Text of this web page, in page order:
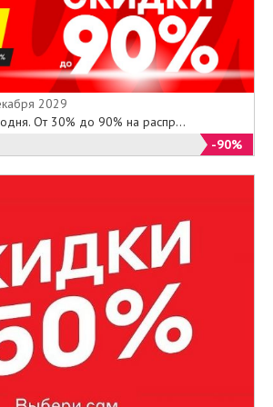
чтобы как
компьютеры
получить
выбору и
посетив
интернет-
в себя:
к
и
2029
От 30% до 90% на распр...
-90%